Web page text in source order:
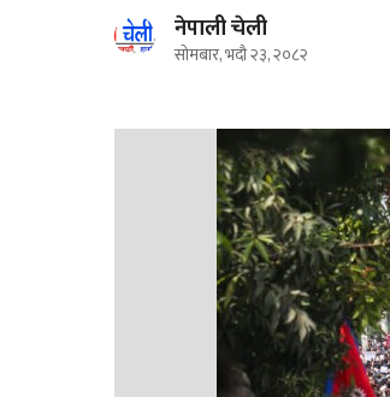
नेपाली चेली
सोमबार, भदौ २३, २०८२